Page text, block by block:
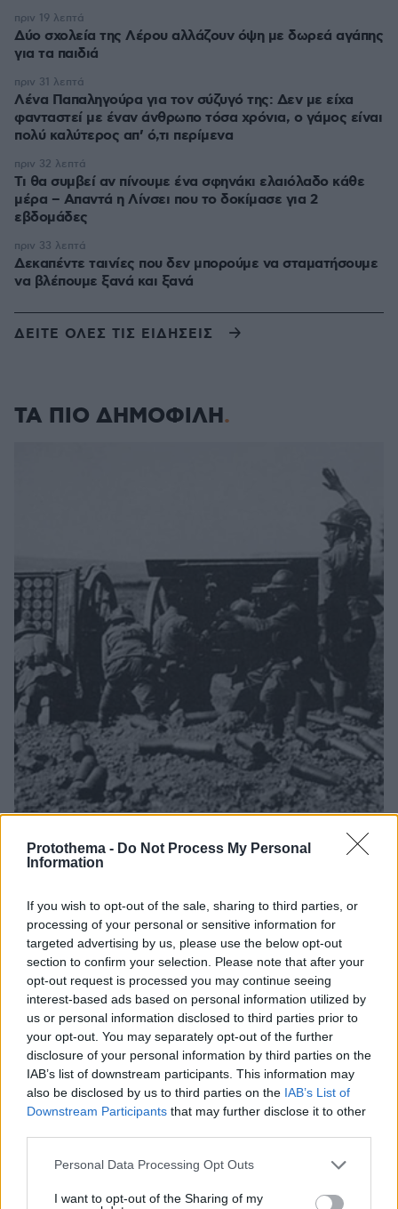
Protothema - Do Not Process My Personal
Information
If you wish to opt-out of the sale, sharing to third parties, or
processing of your personal or sensitive information for
targeted advertising by us, please use the below opt-out
section to confirm your selection. Please note that after your
opt-out request is processed you may continue seeing
interest-based ads based on personal information utilized by
us or personal information disclosed to third parties prior to
your opt-out. You may separately opt-out of the further
disclosure of your personal information by third parties on the
IAB’s list of downstream participants. This information may
also be disclosed by us to third parties on the IAB’s List of
Downstream Participants that may further disclose it to other
Please note that this website/app uses one or more Google
not limited to your visit or usage behaviour. You may click to
Personal Data Processing Opt Outs
I want to opt-out of the Sharing of my
Δύο σχολεία της Λέρου αλλάζουν όψη με δωρεά αγάπης
για τα παιδιά
πριν 19 λεπτά
Λένα Παπαληγούρα για τον σύζυγό της: Δεν με είχα
φανταστεί με έναν άνθρωπο τόσα χρόνια, ο γάμος είναι
πολύ καλύτερος απ’ ό,τι περίμενα
πριν 31 λεπτά
Τι θα συμβεί αν πίνουμε ένα σφηνάκι ελαιόλαδο κάθε
μέρα – Απαντά η Λίνσει που το δοκίμασε για 2
εβδομάδες
πριν 32 λεπτά
Δεκαπέντε ταινίες που δεν μπορούμε να σταματήσουμε
να βλέπουμε ξανά και ξανά
πριν 33 λεπτά
ΔΕΙΤΕ ΟΛΕΣ ΤΙΣ ΕΙΔΗΣΕΙΣ
ΤΑ ΠΙΟ ΔΗΜΟΦΙΛΗ
Τι έγραφαν οι ξένοι ανταποκριτές σε
τηλεγραφήματά τους από τη Μικρά Ασία το 1921